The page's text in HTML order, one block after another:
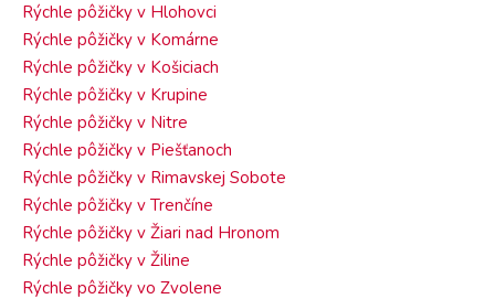
Rýchle pôžičky v Hlohovci
Rýchle pôžičky v Komárne
Rýchle pôžičky v Košiciach
Rýchle pôžičky v Krupine
Rýchle pôžičky v Nitre
Rýchle pôžičky v Piešťanoch
Rýchle pôžičky v Rimavskej Sobote
Rýchle pôžičky v Trenčíne
Rýchle pôžičky v Žiari nad Hronom
Rýchle pôžičky v Žiline
Rýchle pôžičky vo Zvolene